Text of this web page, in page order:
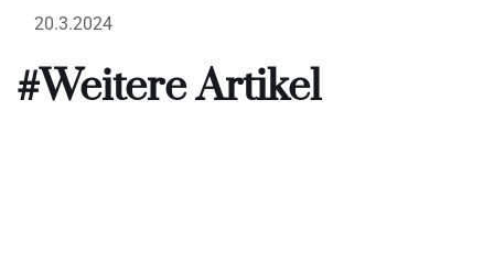
20.3.2024
#Weitere Artikel